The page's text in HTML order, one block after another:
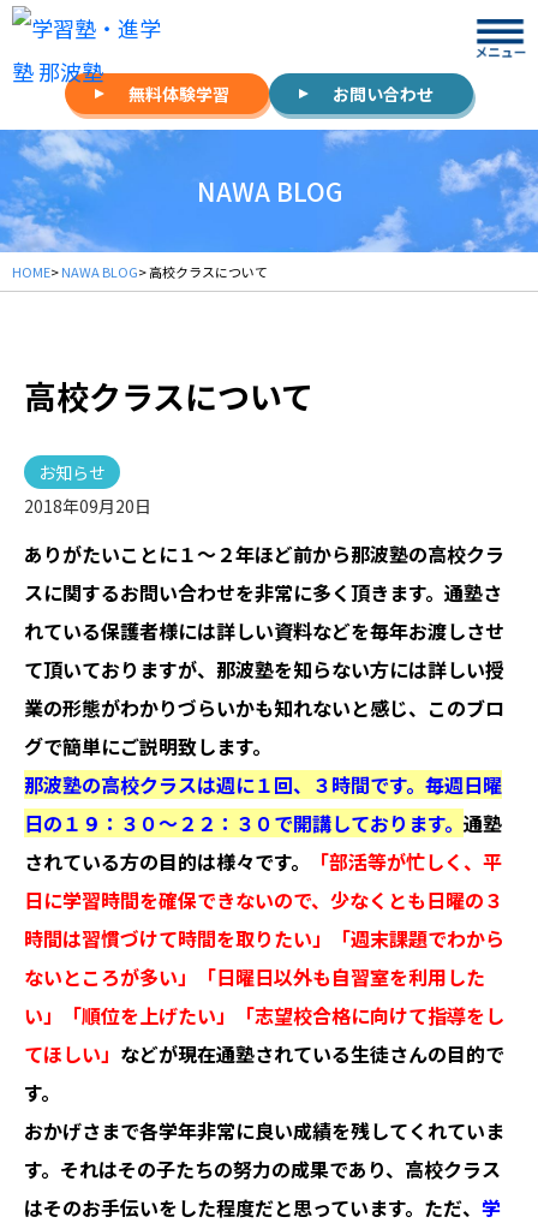
無料体験学習 お問い合わせ
NAWA BLOG
HOME>NAWA BLOG> 高校クラスについて
高校クラスについて
お知らせ
2018年09月20日
ありがたいことに１〜２年ほど前から那波塾の高校クラ
スに関するお問い合わせを非常に多く頂きます。通塾さ
れている保護者様には詳しい資料などを毎年お渡しさせ
て頂いておりますが、那波塾を知らない方には詳しい授
業の形態がわかりづらいかも知れないと感じ、このブロ
グで簡単にご説明致します。
那波塾の高校クラスは週に１回、３時間です。毎週日曜
日の１９：３０〜２２：３０で開講しております。 通塾
されている方の目的は様々です。
「部活等が忙しく、平
日に学習時間を確保できないので、少なくとも日曜の３
時間は習慣づけて時間を取りたい」「週末課題でわから
ないところが多い」「日曜日以外も自習室を利用した
い」「順位を上げたい」「志望校合格に向けて指導をし
てほしい」 などが現在通塾されている生徒さんの目的で
す。
おかげさまで各学年非常に良い成績を残してくれていま
す。それはその子たちの努力の成果であり、高校クラス
はそのお手伝いをした程度だと思っています。ただ、 学